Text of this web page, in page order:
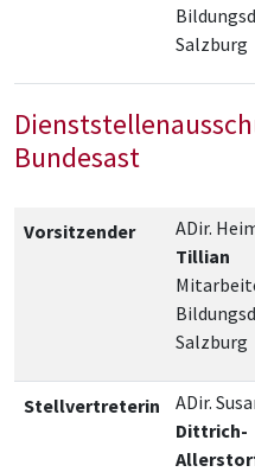
Salzburg
Bundesast
Vorsitzender
ADir.
Tillian
Salzburg
Stellvertreterin
ADir.
Dittrich-